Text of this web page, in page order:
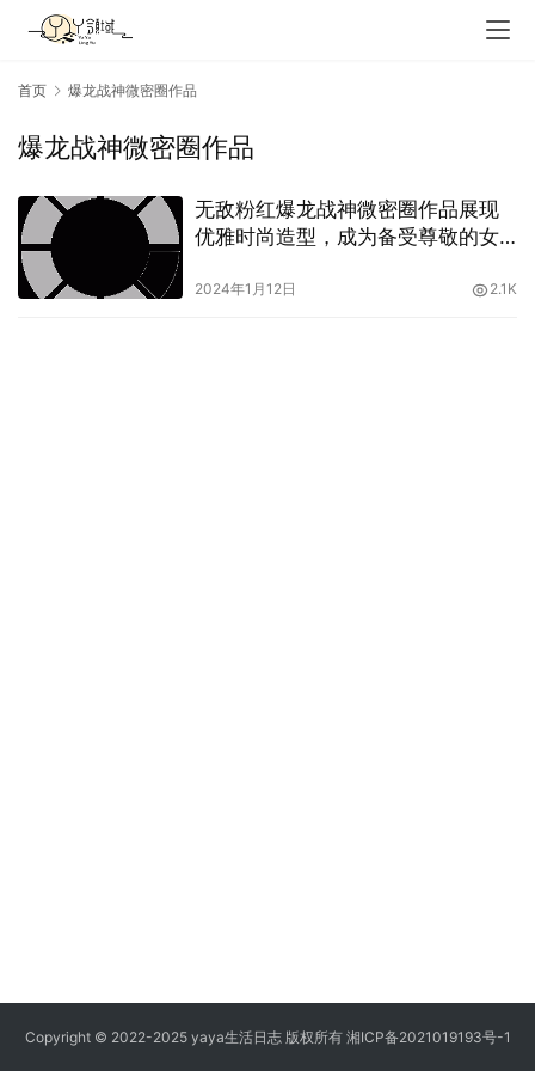
首页 爆龙战神微密圈作品
爆龙战神微密圈作品
无敌粉红爆龙战神微密圈作品展现
优雅时尚造型，成为备受尊敬的女
2024年1月12日 2.1K
Copyright © 2022-2025 yaya生活日志 版权所有 湘ICP备2021019193号-1